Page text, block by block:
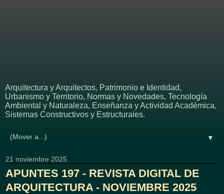
Arquitectura y Arquitectos, Patrimonio e Identidad,
Urbanismo y Territorio, Normas y Novedades, Tecnología
Ambiental y Naturaleza, Enseñanza y Actividad Académica,
Sistemas Constructivos y Estructurales.
▼
21 noviembre 2025
APUNTES 197 - REVISTA DIGITAL DE
ARQUITECTURA - NOVIEMBRE 2025